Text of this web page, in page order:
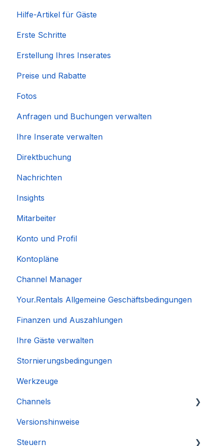
Hilfe-Artikel für Gäste
Erste Schritte
Erstellung Ihres Inserates
Preise und Rabatte
Fotos
Anfragen und Buchungen verwalten
Ihre Inserate verwalten
Direktbuchung
Nachrichten
Insights
Mitarbeiter
Konto und Profil
Kontopläne
Channel Manager
Your.Rentals Allgemeine Geschäftsbedingungen
Finanzen und Auszahlungen
Ihre Gäste verwalten
Stornierungsbedingungen
Werkzeuge
Channels
Integration des Accounts
Versionshinweise
Steuern